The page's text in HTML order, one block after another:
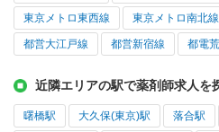
東京メトロ東西線 東京メトロ南北線
都営大江戸線 都営新宿線 都電
近隣エリアの駅で薬剤師求人を
曙橋駅 大久保(東京)駅 落合駅